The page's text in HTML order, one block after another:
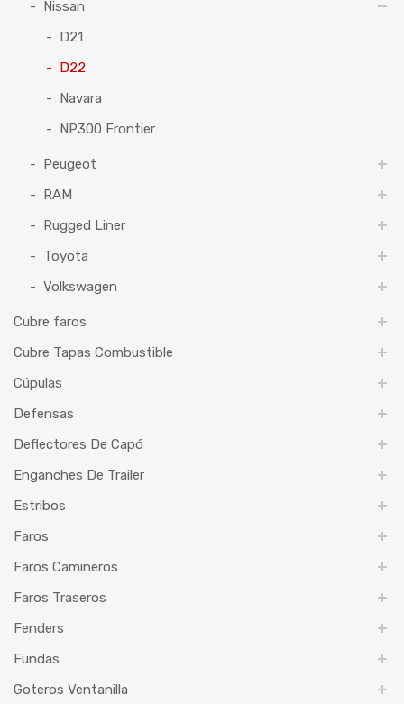
Nissan
D21
D22
Navara
NP300 Frontier
Peugeot
RAM
Rugged Liner
Toyota
Volkswagen
Cubre faros
Cubre Tapas Combustible
Cúpulas
Defensas
Deflectores De Capó
Enganches De Trailer
Estribos
Faros
Faros Camineros
Faros Traseros
Fenders
Fundas
Goteros Ventanilla